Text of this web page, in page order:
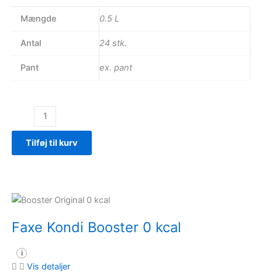
Mængde 0.5 L
Antal 24 stk.
Pant ex. pant
Booster
antal
Tilføj til kurv
Faxe Kondi Booster 0 kcal
i
Vis detaljer